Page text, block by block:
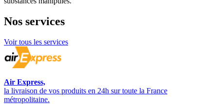
Nos services
Voir tous les services
Air Express,
la livraison de vos produits en 24h sur toute la France
métropolitaine.